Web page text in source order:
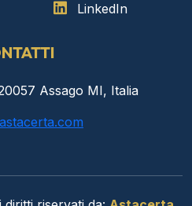
LinkedIn
Assago MI, Italia